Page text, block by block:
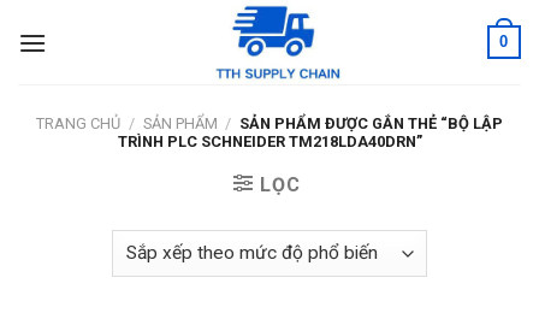
0
TRANG CHỦ / SẢN PHẨM / SẢN PHẨM ĐƯỢC GẮN THẺ “BỘ LẬP
TRÌNH PLC SCHNEIDER TM218LDA40DRN”
LỌC